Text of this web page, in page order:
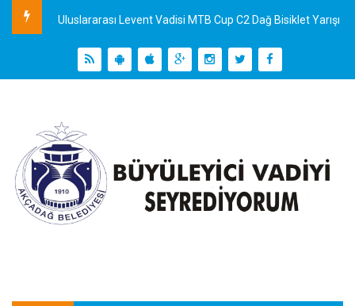
Uluslararası Levent Vadisi MTB Cup C2 Dağ Bisiklet Yarışı